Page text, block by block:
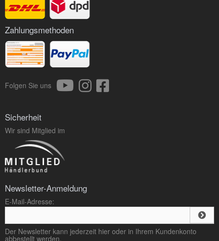
Zahlungsmethoden
Folgen Sie uns
Sicherheit
Wir sind Mitglied im
Newsletter-Anmeldung
E-Mail-Adresse:
Der Newsletter kann jederzeit hier oder in Ihrem Kundenkonto
abbestellt werden.